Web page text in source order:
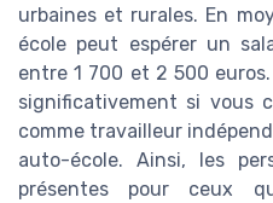
urbaines et rurales. En
école peut espérer un
entre 1 700 et 2 500
significativement si vous
comme travailleur
auto-école. Ainsi, les
présentes pour ceux